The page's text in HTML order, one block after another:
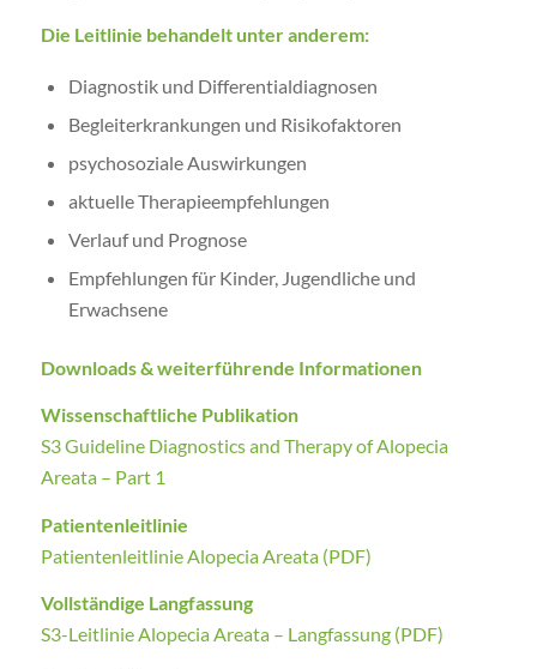
Die Leitlinie behandelt unter anderem:
Diagnostik und Differentialdiagnosen
Begleiterkrankungen und Risikofaktoren
psychosoziale Auswirkungen
aktuelle Therapieempfehlungen
Verlauf und Prognose
Empfehlungen für Kinder, Jugendliche und
Erwachsene
Downloads & weiterführende Informationen
Wissenschaftliche Publikation
S3 Guideline Diagnostics and Therapy of Alopecia
Areata – Part 1
Patientenleitlinie
Patientenleitlinie Alopecia Areata (PDF)
Vollständige Langfassung
S3-Leitlinie Alopecia Areata – Langfassung (PDF)